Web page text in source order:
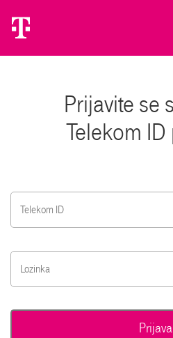
Prijavite se
Telekom